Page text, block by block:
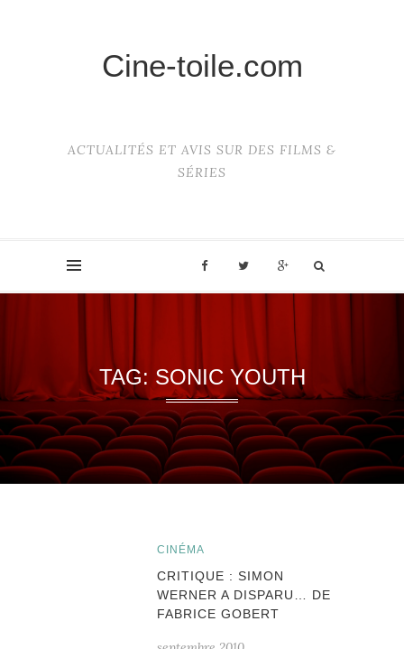
Cine-toile.com
ACTUALITÉS ET AVIS SUR DES FILMS &
SÉRIES
TAG: SONIC YOUTH
CINÉMA
CRITIQUE : SIMON
WERNER A DISPARU… DE
FABRICE GOBERT